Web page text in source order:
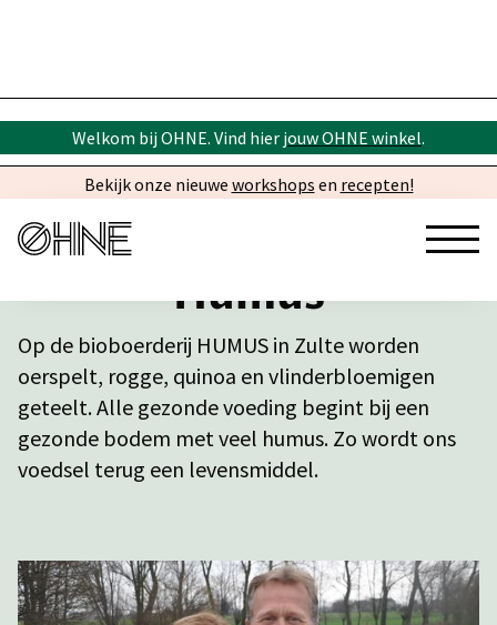
Welkom bij OHNE. Vind hier jouw OHNE winkel.
Bekijk onze nieuwe workshops en recepten!
Humus
Op de bioboerderij HUMUS in Zulte worden
oerspelt, rogge, quinoa en vlinderbloemigen
geteelt. Alle gezonde voeding begint bij een
gezonde bodem met veel humus. Zo wordt ons
voedsel terug een levensmiddel.